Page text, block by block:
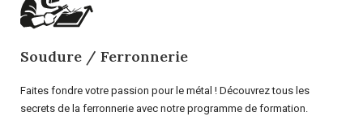
Soudure / Ferronnerie
Faites fondre votre passion pour le métal ! Découvrez tous les
secrets de la ferronnerie avec notre programme de formation.